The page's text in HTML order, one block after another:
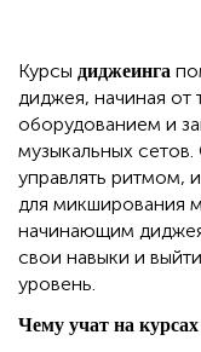
Курсы диджеинга
диджея, начиная от
оборудованием и
музыкальных сетов.
управлять ритмом,
для микширования
начинающим
свои навыки и
уровень.
Чему учат на